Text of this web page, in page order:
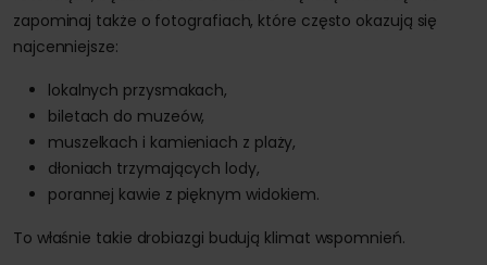
zapominaj także o fotografiach, które często okazują się
najcenniejsze:
lokalnych przysmakach,
biletach do muzeów,
muszelkach i kamieniach z plaży,
dłoniach trzymających lody,
porannej kawie z pięknym widokiem.
To właśnie takie drobiazgi budują klimat wspomnień.